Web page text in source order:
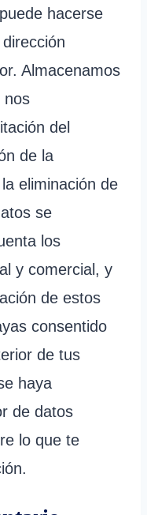
hacerse
Almacenamos
nos
del
de la
eliminación de
se
los
y comercial, y
de estos
consentido
de tus
haya
de datos
lo que te